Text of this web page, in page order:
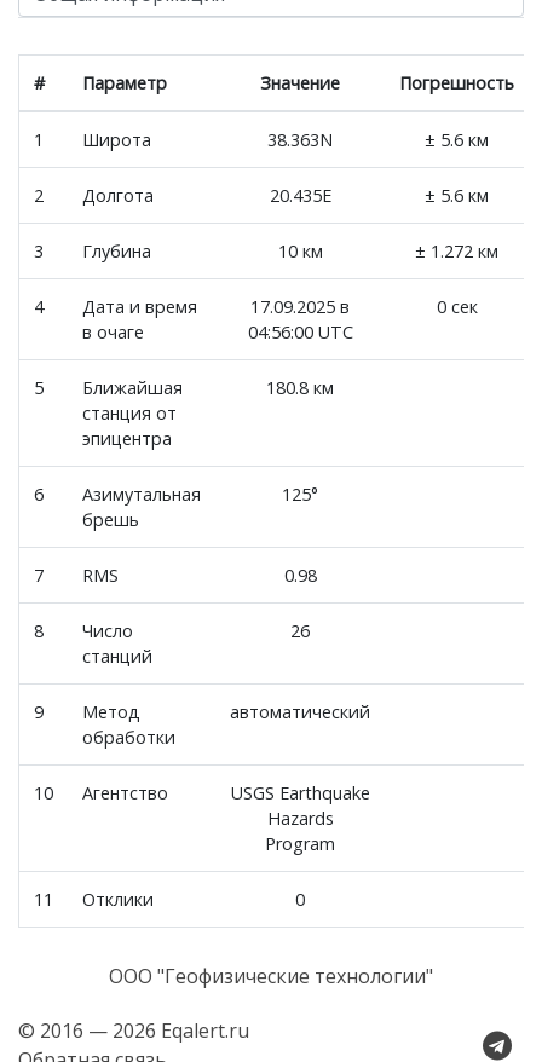
# Параметр Значение Погрешность
1 Широта 38.363N ± 5.6 км
2 Долгота 20.435E ± 5.6 км
3 Глубина 10 км ± 1.272 км
4
Дата и время
в очаге
17.09.2025 в
04:56:00 UTC
0 сек
5
Ближайшая
станция от
эпицентра
180.8 км
6
Азимутальная
брешь
125°
7 RMS 0.98
8
Число
станций
26
9
Метод
обработки
автоматический
10 Агентство
USGS Earthquake
Hazards
Program
11 Отклики 0
© 2016 — 2026 Eqalert.ru
ООО "Геофизические технологии"